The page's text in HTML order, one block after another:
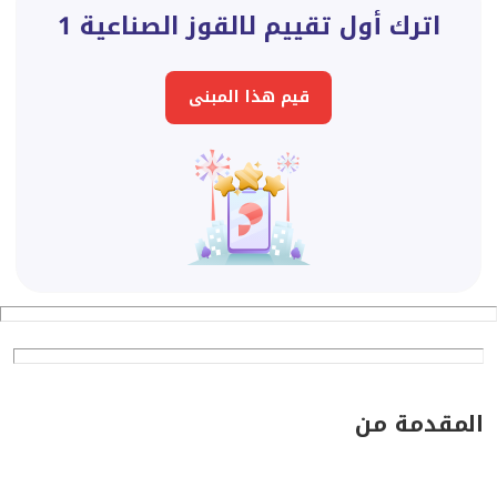
اترك أول تقييم لالقوز الصناعية 1
قيم هذا المبنى
المقدمة من